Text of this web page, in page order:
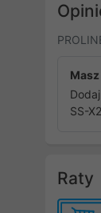
SS-
Raty